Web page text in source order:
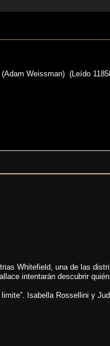
Weissman) (Leído
Whitefield, una de las
intentarán descubrir
Isabella Rossellini y